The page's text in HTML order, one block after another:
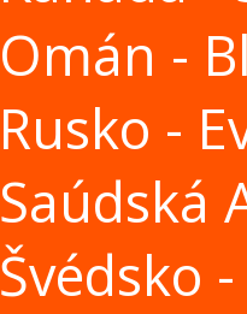
Omán -
Rusko -
Saúdská
Švédsko